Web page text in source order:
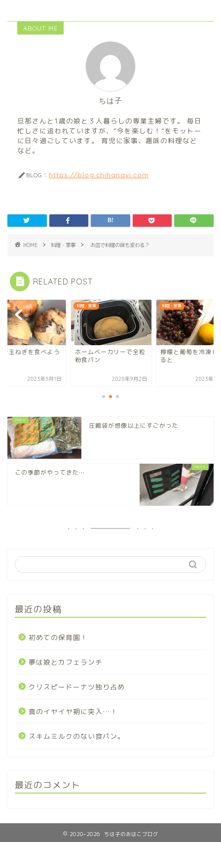
ABOUT ME
ちは子
旦那さんと1歳の娘と３人暮らしの専業主婦です。 毎日
忙しさに追われていますが、“今を楽しむ！”をモットー
に日々過ごしています。 育児に家事、趣味の料理など
など。
BLOG： https://blog.chihanavi.com
HOME 料理・家事 お皿で料理の味も変わる？
RELATED POST
家事
新玉ねぎを食べよう
2023年5月1日
料理・家事
ホームベーカリーで全粒
粉食パン
2020年9月2日
料理・家事
檸檬と葡萄を冷凍し
ると
2023年7
圧縮袋が想像以上にすごかった
この季節がやってきた…
最近の投稿
初めての保育園！
夢は娘とカフェランチ
クリスピードーナツ独り占め
真のイヤイヤ期に突入…！
スキムミルクのない食パン。
最近のコメント
2020–2026 ちは子のおはこブログ